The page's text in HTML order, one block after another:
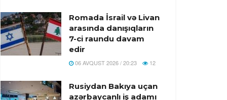
Romada İsrail və Livan
arasında danışıqların
7-ci raundu davam
edir
06 AVQUST 2026 / 20:23 12
Rusiydan Bakıya uçan
azərbaycanlı iş adamı